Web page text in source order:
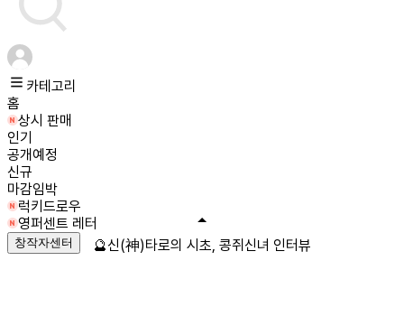
카테고리
홈
상시 판매
인기
공개예정
신규
마감임박
럭키드로우
영퍼센트 레터
창작자센터 🔮신(神)타로의 시초, 콩쥐신녀 인터뷰